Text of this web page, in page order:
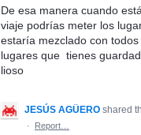
De esa manera cuando
viaje podrías meter los
estaría mezclado con
lugares que tienes
lioso
JESÚS AGÜERO shared
·
Report…